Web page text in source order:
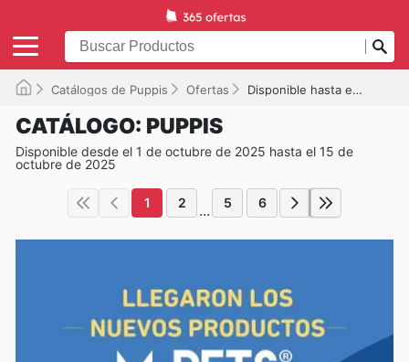
Catálogos de Puppis Ofertas Disponible hasta el 15/10/2025
CATÁLOGO: PUPPIS
Disponible desde el 1 de octubre de 2025 hasta el 15 de
octubre de 2025
1 2 ... 5 6